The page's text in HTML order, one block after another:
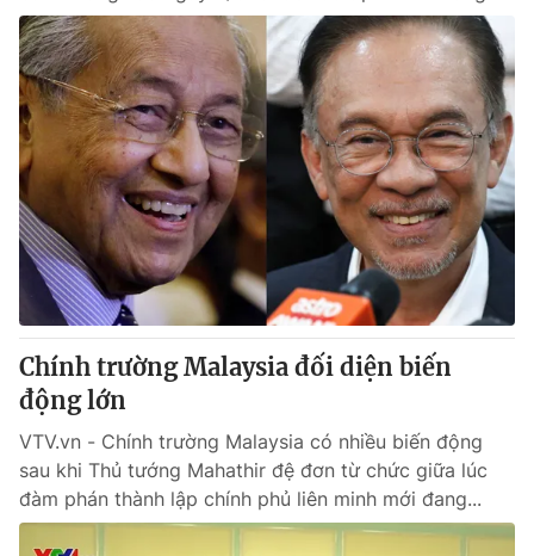
Liên hệ quảng cáo:024-7300.7108
® Cấm sao chép dưới mọi hình thức nếu không có sự chấp
thuận bằng văn bản. Ghi rõ nguồn VTV.vn khi phát hành lại
thông tin từ website này.
Chính trường Malaysia đối diện biến
động lớn
VTV.vn - Chính trường Malaysia có nhiều biến động
sau khi Thủ tướng Mahathir đệ đơn từ chức giữa lúc
đàm phán thành lập chính phủ liên minh mới đang...